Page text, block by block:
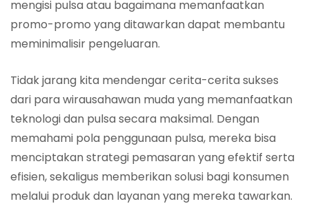
mengisi pulsa atau bagaimana memanfaatkan
promo-promo yang ditawarkan dapat membantu
meminimalisir pengeluaran.
Tidak jarang kita mendengar cerita-cerita sukses
dari para wirausahawan muda yang memanfaatkan
teknologi dan pulsa secara maksimal. Dengan
memahami pola penggunaan pulsa, mereka bisa
menciptakan strategi pemasaran yang efektif serta
efisien, sekaligus memberikan solusi bagi konsumen
melalui produk dan layanan yang mereka tawarkan.